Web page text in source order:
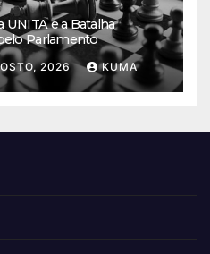
UNITA e a Batalha
Parlamento
2026 KUMA